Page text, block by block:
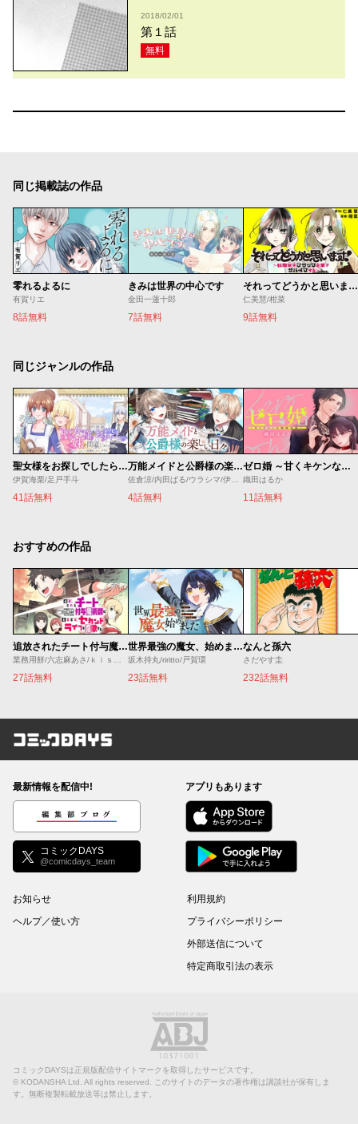
2018/02/01
第１話
無料
同じ掲載誌の作品
零れるよるに
有賀リエ
8話無料
きみは世界の中心です
金田一蓮十郎
7話無料
それってどうかと思います！～転職女子、ブラック企業でサバイブする。～
仁美慧/柑菜
9話無料
同じジャンルの作品
聖女様をお探しでしたら妹で間違いありません。さあどうぞお連れください、今すぐ。
伊賀海栗/足戸手斗
41話無料
万能メイドと公爵様の楽しい日々
4話無料
ゼロ婚 ～甘くキケンな極秘任務～
織田はるか
11話無料
おすすめの作品
追放されたチート付与魔術師は気ままなセカンドライフを謳歌する。 ～俺は武器だけじゃなく、あらゆるものに『強化ポイント』を付与できるし、俺の意思でいつでも効果を解除できるけど、残った人たち大丈夫？～
27話無料
世界最強の魔女、始めました ～私だけ『攻略サイト』を見れる世界で自由に生きます～
坂木持丸/riritto/戸賀環
23話無料
なんと孫六
さだやす圭
232話無料
コミックDAYS
最新情報を配信中!
編集部ブログ
コミックDAYS
@comicdays_team
アプリもあります
お知らせ
ヘルプ／使い方
利用規約
プライバシーポリシー
外部送信について
特定商取引法の表示
コミックDAYSは正規版配信サイトマークを取得したサービスです。
© KODANSHA Ltd. All rights reserved. このサイトのデータの著作権は講談社が保有しま
す。無断複製転載放送等は禁止します。